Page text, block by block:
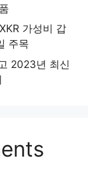
가성비 갑
주목
2023년 최신